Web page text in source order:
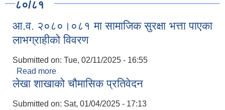
८०/८१
आ.व. २०८०।०८१ मा सामाजिक सुरक्षा भत्ता पाएका
लाभग्राहीको विवरण
Submitted on: Tue, 02/11/2025 - 16:55
Read more
लाभग्राहीको विवरण
लेखा शाखाको चौमासिक प्रतिवेदन
Submitted on: Sat, 01/04/2025 - 17:13